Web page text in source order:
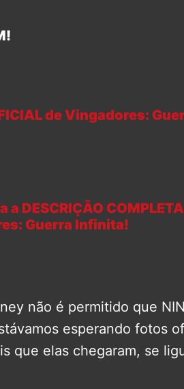
de Vingadores:
a DESCRIÇÃO
Guerra Infinita!
não é permitido que
esperando fotos
que elas chegaram, se